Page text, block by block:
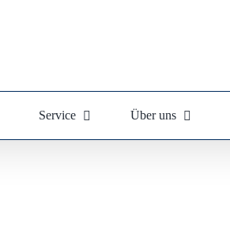
Service Über uns